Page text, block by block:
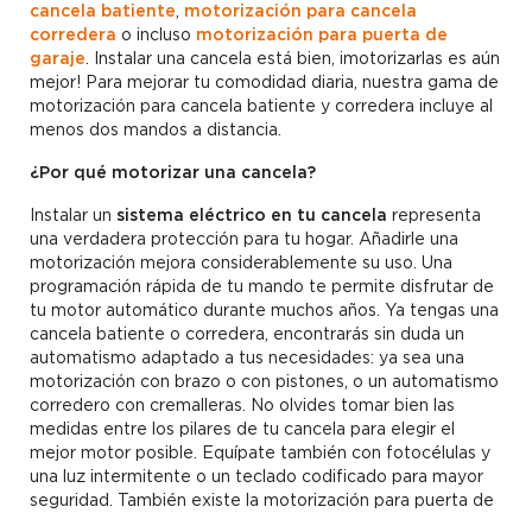
cancela batiente motorización para cancela
corredera o incluso motorización para puerta de
garaje . Instalar una cancela está bien, ¡motorizarlas es aún
mejor! Para mejorar tu comodidad diaria, nuestra gama de
motorización para cancela batiente y corredera incluye al
menos dos mandos a distancia.
¿Por qué motorizar una cancela?
Instalar un sistema eléctrico en tu cancela representa
una verdadera protección para tu hogar. Añadirle una
motorización mejora considerablemente su uso. Una
programación rápida de tu mando te permite disfrutar de
tu motor automático durante muchos años. Ya tengas una
cancela batiente o corredera, encontrarás sin duda un
automatismo adaptado a tus necesidades: ya sea una
motorización con brazo o con pistones, o un automatismo
corredero con cremalleras. No olvides tomar bien las
medidas entre los pilares de tu cancela para elegir el
mejor motor posible. Equípate también con fotocélulas y
una luz intermitente o un teclado codificado para mayor
seguridad. También existe la motorización para puerta de